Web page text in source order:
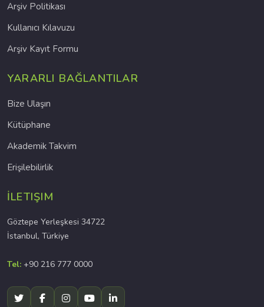
Arşiv Politikası
Kullanıcı Kılavuzu
Arşiv Kayıt Formu
YARARLI BAĞLANTILAR
Bize Ulaşın
Kütüphane
Akademik Takvim
Erişilebilirlik
İLETIŞIM
Göztepe Yerleşkesi 34722
İstanbul, Türkiye
Tel: +90 216 777 0000